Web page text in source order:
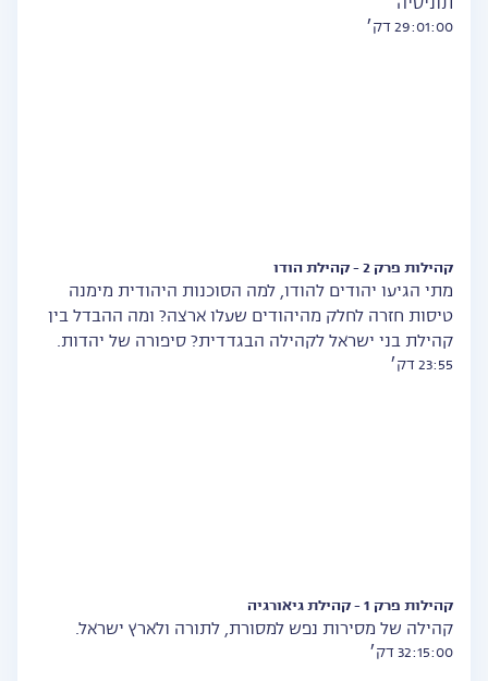
תוניסיה
29:01:00 דק׳
קהילות פרק 2 - קהילת הודו
מתי הגיעו יהודים להודו, למה הסוכנות היהודית מימנה
טיסות חזרה לחלק מהיהודים שעלו ארצה? ומה ההבדל בין
קהילת בני ישראל לקהילה הבגדדית? סיפורה של יהדות.
23:55 דק׳
קהילות פרק 1 - קהילת גיאורגיה
קהילה של מסירות נפש למסורת, לתורה ולארץ ישראל.
32:15:00 דק׳